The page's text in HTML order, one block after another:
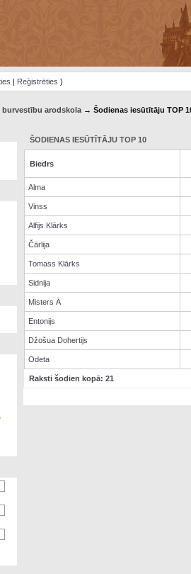
| Reģistrēties )
burvestību arodskola→ Šodienas iesūtītāju TOP
ŠODIENAS IESŪTĪTĀJU TOP 10
Biedrs
Alma
Vinss
Alfijs Klārks
Čārlija
Tomass Klārks
Sidnija
Misters Ā
Entonijs
Džošua Dohertijs
Odeta
Raksti šodien kopā: 21